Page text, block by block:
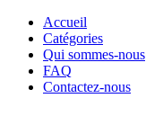
Accueil
Catégories
Qui sommes-nous
FAQ
Contactez-nous